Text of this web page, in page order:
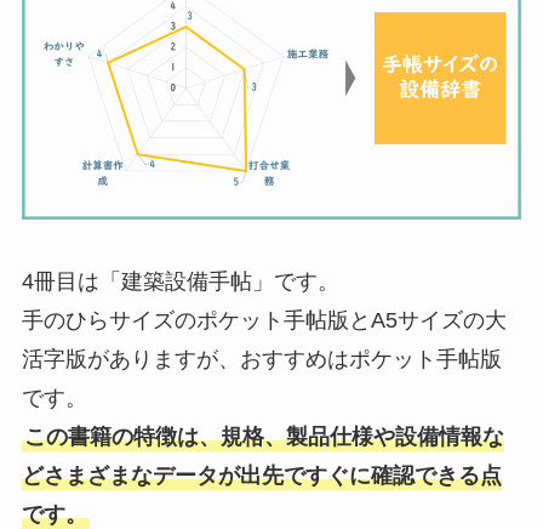
4冊目は「建築設備手帖」です。
手のひらサイズのポケット手帖版とA5サイズの大
活字版がありますが、おすすめはポケット手帖版
です。
この書籍の特徴は、規格、製品仕様や設備情報な
どさまざまなデータが出先ですぐに確認できる点
です。